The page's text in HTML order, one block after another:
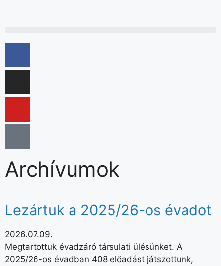
Archívumok
Lezártuk a 2025/26-os évadot
2026.07.09.
Megtartottuk évadzáró társulati ülésünket. A
2025/26-os évadban 408 előadást játszottunk,